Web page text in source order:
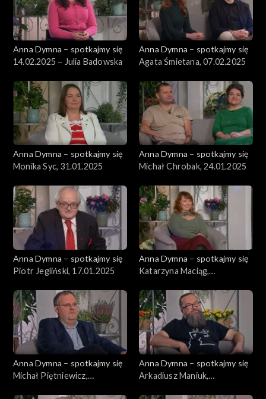
Anna Dymna – spotkajmy się
14.02.2025 – Julia Badowska
Anna Dymna – spotkajmy się
Agata Śmietana, 07.02.2025
Anna Dymna – spotkajmy się
Monika Syc, 31.01.2025
Anna Dymna – spotkajmy się
Michał Chrobak, 24.01.2025
Anna Dymna – spotkajmy się
Piotr Jegliński, 17.01.2025
Anna Dymna – spotkajmy się
Katarzyna Maciąg,
Anna Dymna – spotkajmy się
Michał Piętniewicz,
Anna Dymna – spotkajmy się
Arkadiusz Maniuk,